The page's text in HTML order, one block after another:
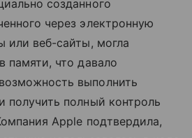
созданного
через электронную
или веб-сайты, могла
памяти, что давало
выполнить
получить полный контроль
Apple подтвердила,